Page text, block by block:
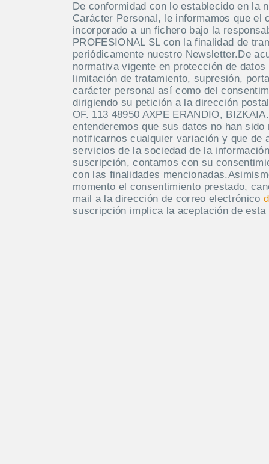
De conformidad con lo establecido en la
Carácter Personal, le informamos que el
incorporado a un fichero bajo la
PROFESIONAL SL con la finalidad de
periódicamente nuestro Newsletter.De
normativa vigente en protección de
limitación de tratamiento, supresión,
carácter personal así como del
dirigiendo su petición a la dirección
OF. 113 48950 AXPE ERANDIO,
entenderemos que sus datos no han
notificarnos cualquier variación y que de
servicios de la sociedad de la
suscripción, contamos con su
con las finalidades
momento el consentimiento prestado,
mail a la dirección de correo electrónico
suscripción implica la aceptación de esta